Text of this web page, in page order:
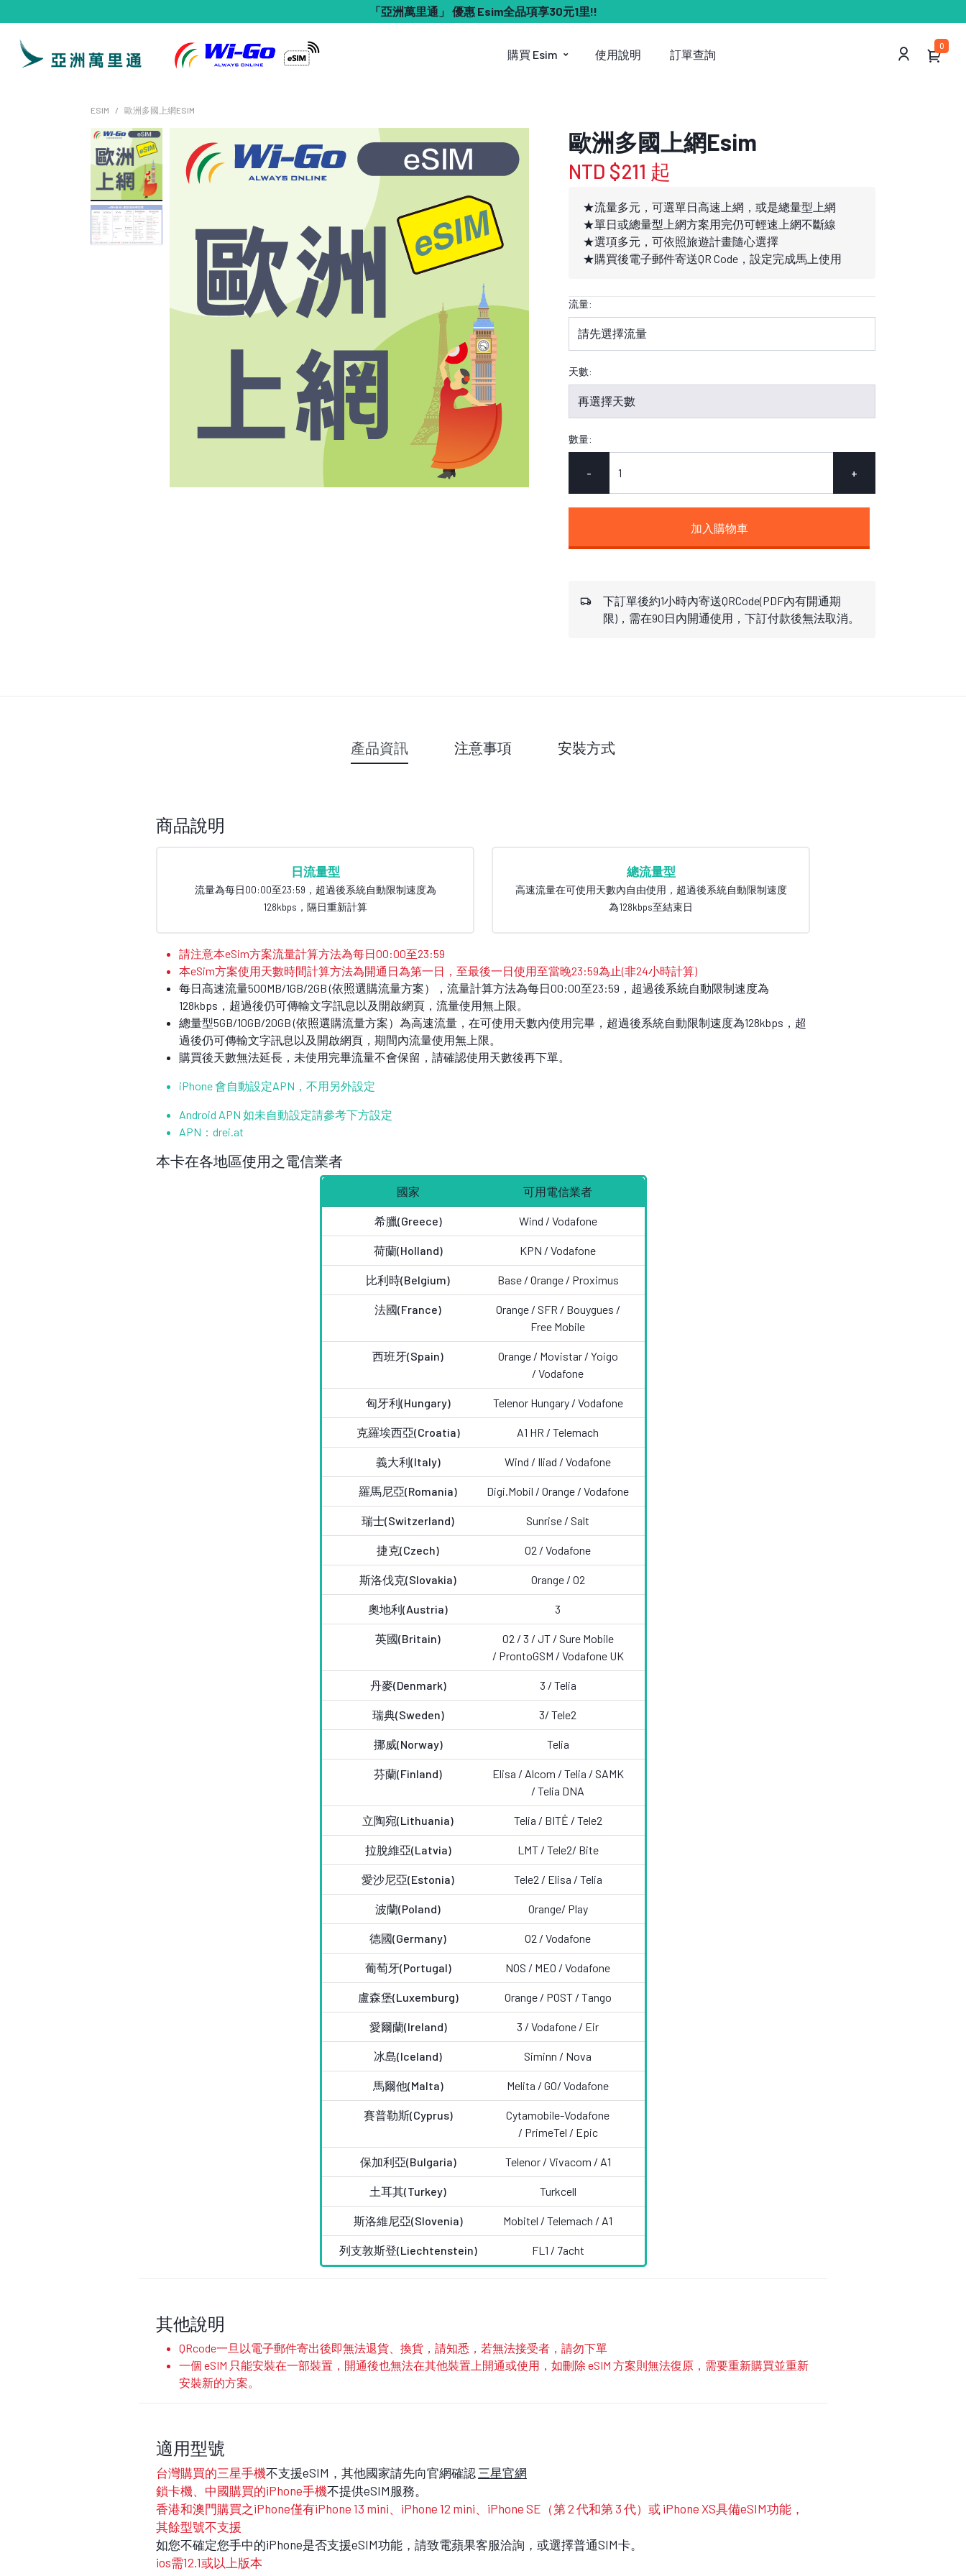
「亞洲萬里通」 優惠 Esim全品項享30元1里!!
購買 Esim 使用說明 訂單查詢
0
ESIM 歐洲多國上網ESIM
歐洲多國上網Esim
NTD $211 起
★流量多元，可選單日高速上網，或是總量型上網
★單日或總量型上網方案用完仍可輕速上網不斷線
★選項多元，可依照旅遊計畫隨心選擇
★購買後電子郵件寄送QR Code，設定完成馬上使用
流量:
天數:
數量:
- +
加入購物車
下訂單後約1小時內寄送QRCode(PDF內有開通期
限)，需在90日內開通使用，下訂付款後無法取消。
產品資訊 注意事項 安裝方式
商品說明
日流量型
流量為每日00:00至23:59，超過後系統自動限制速度為
128kbps，隔日重新計算
總流量型
高速流量在可使用天數內自由使用，超過後系統自動限制速度
為128kbps至結束日
請注意本eSim方案流量計算方法為每日00:00至23:59
本eSim方案使用天數時間計算方法為開通日為第一日，至最後一日使用至當晚23:59為止(非24小時計算)
每日高速流量500MB/1GB/2GB (依照選購流量方案），流量計算方法為每日00:00至23:59，超過後系統自動限制速度為
128kbps，超過後仍可傳輸文字訊息以及開啟網頁，流量使用無上限。
總量型5GB/10GB/20GB (依照選購流量方案）為高速流量，在可使用天數內使用完畢，超過後系統自動限制速度為128kbps，超
過後仍可傳輸文字訊息以及開啟網頁，期間內流量使用無上限。
購買後天數無法延長，未使用完畢流量不會保留，請確認使用天數後再下單。
iPhone 會自動設定APN，不用另外設定
Android APN 如未自動設定請參考下方設定
APN：drei.at
本卡在各地區使用之電信業者
國家 可用電信業者
希臘(Greece) Wind / Vodafone
荷蘭(Holland) KPN /Vodafone
比利時(Belgium) Base / Orange / Proximus
法國(France)
Orange / SFR / Bouygues /
Free Mobile
西班牙(Spain)
Orange / Movistar / Yoigo
/Vodafone
匈牙利(Hungary) Telenor Hungary / Vodafone
克羅埃西亞(Croatia) A1 HR / Telemach
義大利(Italy) Wind / Iliad /Vodafone
羅馬尼亞(Romania) Digi.Mobil / Orange /Vodafone
瑞士(Switzerland) Sunrise / Salt
捷克(Czech) O2 /Vodafone
斯洛伐克(Slovakia) Orange / O2
奧地利(Austria) 3
英國(Britain) O2 / 3 / JT / Sure Mobile
/ ProntoGSM / Vodafone UK
丹麥(Denmark) 3 / Telia
瑞典(Sweden) 3/ Tele2
挪威(Norway) Telia
芬蘭(Finland) Elisa / Alcom / Telia / SAMK
/ Telia DNA
立陶宛(Lithuania) Telia / BITĖ / Tele2
拉脫維亞(Latvia) LMT / Tele2/ Bite
愛沙尼亞(Estonia) Tele2 / Elisa / Telia
波蘭(Poland) Orange/ Play
德國(Germany) O2 /Vodafone
葡萄牙(Portugal) NOS / MEO /Vodafone
盧森堡(Luxemburg) Orange / POST / Tango
愛爾蘭(Ireland) 3 /Vodafone / Eir
冰島(Iceland) Siminn / Nova
馬爾他(Malta) Melita / GO/Vodafone
賽普勒斯(Cyprus)
Cytamobile-Vodafone
/ PrimeTel / Epic
保加利亞(Bulgaria) Telenor / Vivacom / A1
土耳其(Turkey) Turkcell
斯洛維尼亞(Slovenia) Mobitel / Telemach / A1
列支敦斯登(Liechtenstein) FL1 / 7acht
其他說明
QRcode一旦以電子郵件寄出後即無法退貨、換貨，請知悉，若無法接受者，請勿下單
一個 eSIM 只能安裝在一部裝置，開通後也無法在其他裝置上開通或使用，如刪除 eSIM 方案則無法復原，需要重新購買並重新
安裝新的方案。
適用型號
台灣購買的三星手機不支援eSIM，其他國家請先向官網確認 三星官網
鎖卡機、中國購買的iPhone手機不提供eSIM服務。
香港和澳門購買之iPhone僅有iPhone 13 mini、iPhone 12 mini、iPhone SE（第 2 代和第 3 代）或 iPhone XS具備eSIM功能，
其餘型號不支援
如您不確定您手中的iPhone是否支援eSIM功能，請致電蘋果客服洽詢，或選擇普通SIM卡。
ios需12.1或以上版本